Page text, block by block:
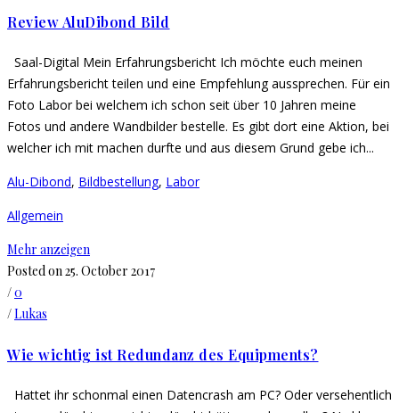
Review AluDibond Bild
Saal-Digital Mein Erfahrungsbericht Ich möchte euch meinen
Erfahrungsbericht teilen und eine Empfehlung aussprechen. Für ein
Foto Labor bei welchem ich schon seit über 10 Jahren meine
Fotos und andere Wandbilder bestelle. Es gibt dort eine Aktion, bei
welcher ich mit machen durfte und aus diesem Grund gebe ich...
Alu-Dibond, Bildbestellung, Labor
Allgemein
Mehr anzeigen
Posted on 25. October 2017
/0
/Lukas
Wie wichtig ist Redundanz des Equipments?
Hattet ihr schonmal einen Datencrash am PC? Oder versehentlich